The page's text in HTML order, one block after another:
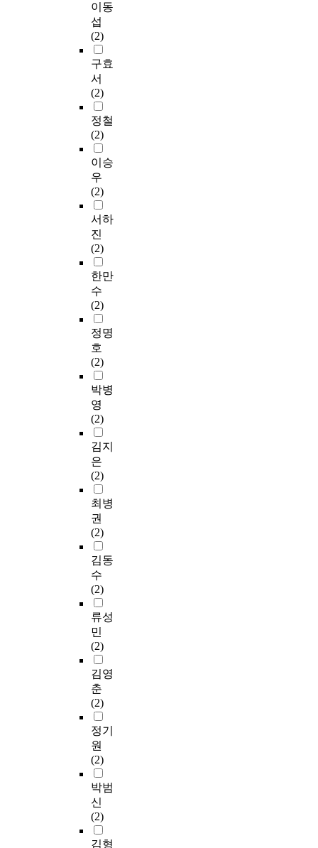
이동
섭
(2)
구효
서
(2)
정철
(2)
이승
우
(2)
서하
진
(2)
한만
수
(2)
정명
호
(2)
박병
영
(2)
김지
은
(2)
최병
권
(2)
김동
수
(2)
류성
민
(2)
김영
춘
(2)
정기
원
(2)
박범
신
(2)
김형